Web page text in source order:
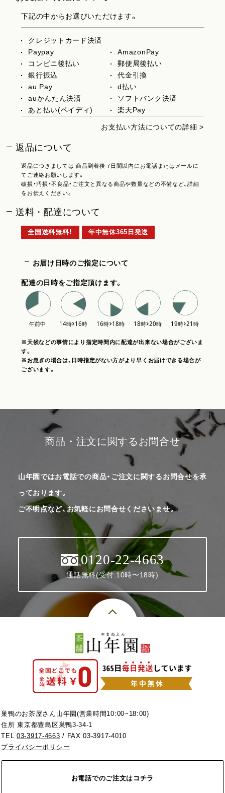
下記の中からお選びいただけます。
クレジットカード決済
Paypay
AmazonPay
コンビニ後払い
郵便局後払い
銀行振込
代金引換
au Pay
d払い
auかんたん決済
ソフトバンク決済
あと払い(ペイディ)
楽天Pay
お支払い方法についての詳細 >
返品について
返品につきましては 商品到着後 7日間以内にお電話またはメールに
てご連絡お願いします。
破損・汚損・不良品・ご注文と異なる商品や数量などの不備など、詳細
をお伝えください。
送料・配達について
全国送料無料！ 年中無休365日発送
お届け日時のご指定について
配達の日時をご指定頂けます。
※天候などの事情により指定時間内に配達が出来ない場合がございま
す。
※お急ぎの場合は、日時指定がない方がより早くお届けできる場合が
ございます。
商品・注文に関するお問合せ
山年園ではお電話での商品・ご注文に関するお問合せを承
っております。
ご不明点など、お気軽にお問合せくださいませ。
0120-22-4663
通話無料(受付:10時〜18時)
巣鴨のお茶屋さん山年園(営業時間10:00~18:00)
住所 東京都豊島区巣鴨3-34-1
TEL03-3917-4663 / FAX 03-3917-4010
プライバシーポリシー
お電話でのご注文はコチラ